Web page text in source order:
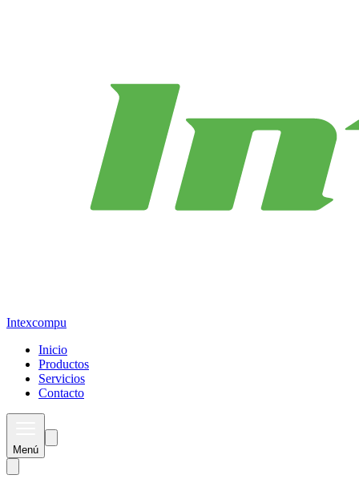
Intexcompu
Inicio
Productos
Servicios
Contacto
Menú